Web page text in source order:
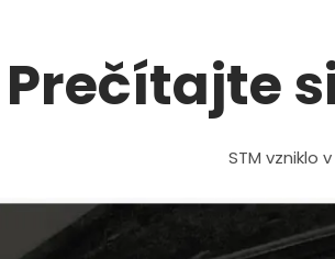
Prečítajte
STM vzniklo